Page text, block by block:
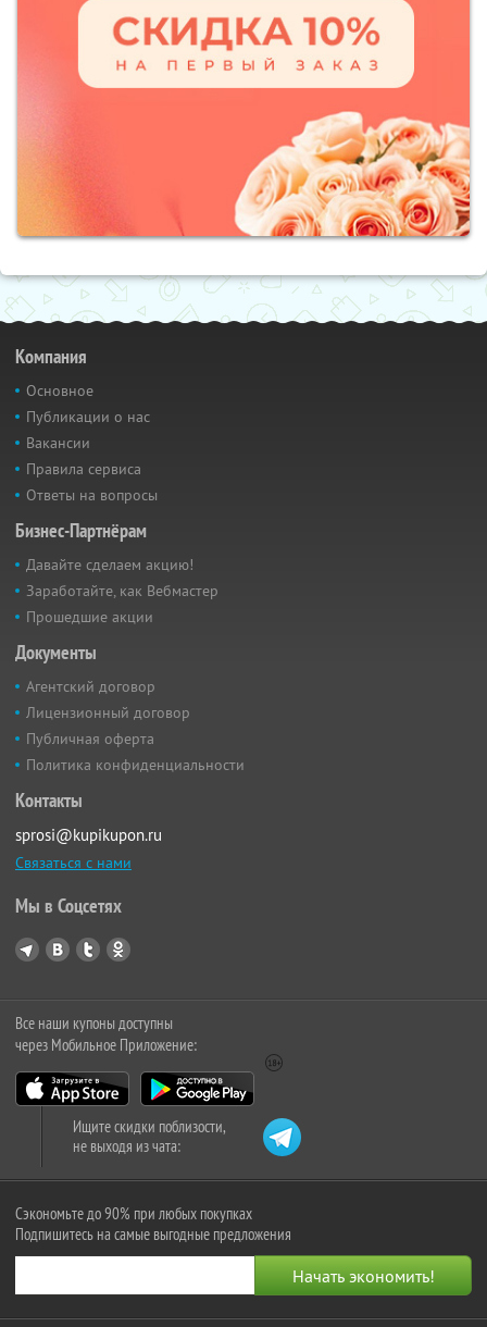
Компания
Основное
Публикации о нас
Вакансии
Правила сервиса
Ответы на вопросы
Бизнес-Партнёрам
Давайте сделаем акцию!
Заработайте, как Вебмастер
Прошедшие акции
Документы
Агентский договор
Лицензионный договор
Публичная оферта
Политика конфиденциальности
Контакты
sprosi@kupikupon.ru
Связаться с нами
Мы в Соцсетях
Все наши купоны доступны
через Мобильное Приложение:
Ищите скидки поблизости,
не выходя из чата:
Сэкономьте до 90% при любых покупках
Подпишитесь на самые выгодные предложения